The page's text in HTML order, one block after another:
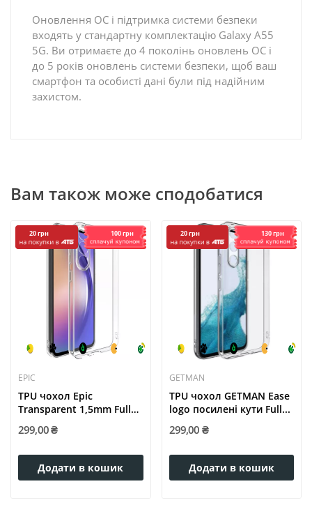
Оновлення ОС і підтримка системи безпеки
входять у стандартну комплектацію Galaxy A55
5G. Ви отримаєте до 4 поколінь оновлень ОС і
до 5 років оновлень системи безпеки, щоб ваш
смартфон та особисті дані були під надійним
захистом.
Вам також може сподобатися
20 грн 100 грн
EPIC
TPU чохол Epic
Transparent 1,5mm Full
299,00 ₴
Додати в кошик
20 грн 130 грн
GETMAN
TPU чохол GETMAN Ease
logo посилені кути Full...
299,00 ₴
Додати в кошик